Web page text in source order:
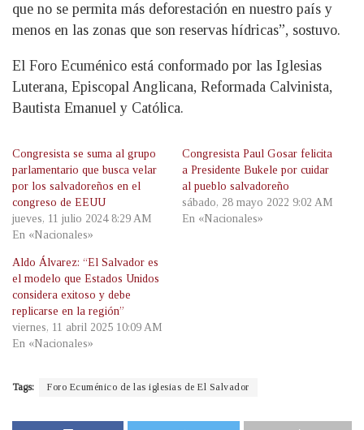
que no se permita más deforestación en nuestro país y
menos en las zonas que son reservas hídricas”, sostuvo.
El Foro Ecuménico está conformado por las Iglesias
Luterana, Episcopal Anglicana, Reformada Calvinista,
Bautista Emanuel y Católica.
Congresista se suma al grupo
parlamentario que busca velar
por los salvadoreños en el
congreso de EEUU
jueves, 11 julio 2024 8:29 AM
En «Nacionales»
Congresista Paul Gosar felicita
a Presidente Bukele por cuidar
al pueblo salvadoreño
sábado, 28 mayo 2022 9:02 AM
En «Nacionales»
Aldo Álvarez: “El Salvador es
el modelo que Estados Unidos
considera exitoso y debe
replicarse en la región”
viernes, 11 abril 2025 10:09 AM
En «Nacionales»
Tags: Foro Ecuménico de las iglesias de El Salvador